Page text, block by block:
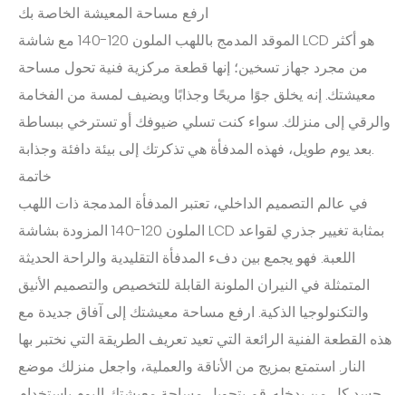
ارفع مساحة المعيشة الخاصة بك
الموقد المدمج باللهب الملون 120-140 مع شاشة LCD هو أكثر
من مجرد جهاز تسخين؛ إنها قطعة مركزية فنية تحول مساحة
معيشتك. إنه يخلق جوًا مريحًا وجذابًا ويضيف لمسة من الفخامة
والرقي إلى منزلك. سواء كنت تسلي ضيوفك أو تسترخي ببساطة
بعد يوم طويل، فهذه المدفأة هي تذكرتك إلى بيئة دافئة وجذابة.
خاتمة
في عالم التصميم الداخلي، تعتبر المدفأة المدمجة ذات اللهب
الملون 120-140 المزودة بشاشة LCD بمثابة تغيير جذري لقواعد
اللعبة. فهو يجمع بين دفء المدفأة التقليدية والراحة الحديثة
المتمثلة في النيران الملونة القابلة للتخصيص والتصميم الأنيق
والتكنولوجيا الذكية. ارفع مساحة معيشتك إلى آفاق جديدة مع
هذه القطعة الفنية الرائعة التي تعيد تعريف الطريقة التي نختبر بها
النار. استمتع بمزيج من الأناقة والعملية، واجعل منزلك موضع